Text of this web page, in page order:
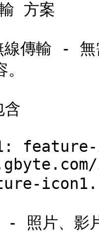
方案
傳輸 - 無
含
feature-
- 照片、影